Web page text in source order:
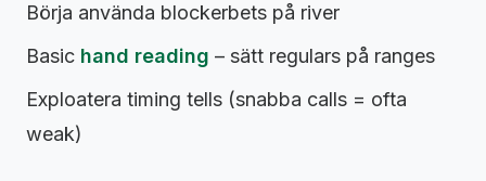
Börja använda blockerbets på river
Basic hand reading – sätt regulars på ranges
Exploatera timing tells (snabba calls = ofta
weak)